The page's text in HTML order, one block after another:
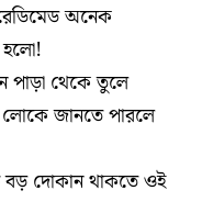
অনেক
পাড়া থেকে তুলে
জানতে পারলে
বড় দোকান থাকতে ওই